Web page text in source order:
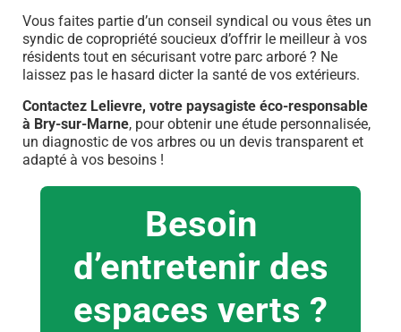
Vous faites partie d’un conseil syndical ou vous êtes un
syndic de copropriété soucieux d’offrir le meilleur à vos
résidents tout en sécurisant votre parc arboré ? Ne
laissez pas le hasard dicter la santé de vos extérieurs.
Contactez Lelievre, votre paysagiste éco-responsable
à Bry-sur-Marne, pour obtenir une étude personnalisée,
un diagnostic de vos arbres ou un devis transparent et
adapté à vos besoins !
Besoin
d’entretenir des
espaces verts ?